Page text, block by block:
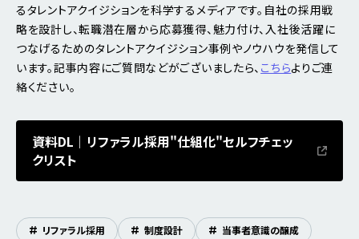
るタレントアクイジションを科学するメディアです。自社の採用戦
略を設計し、転職潜在層から応募獲得、魅力付け、入社後活躍に
つなげるためのタレントアクイジション事例やノウハウを発信して
います。記事内容にご質問などがございましたら、 こちらよりご連
絡ください。
資料DL｜リファラル採用"仕組化"セルフチェッ
クリスト
# リファラル採用 # 制度設計 # 当事者意識の醸成